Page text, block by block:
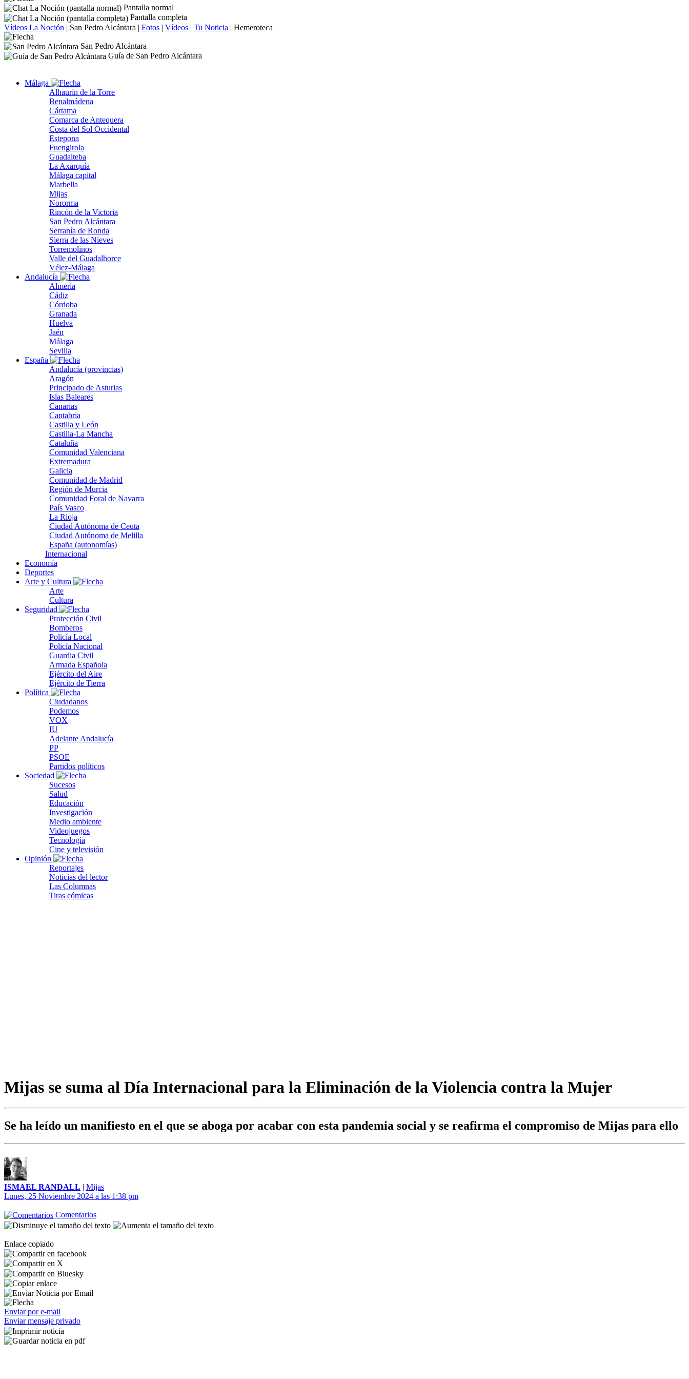
Pantalla normal
Pantalla completa
Vídeos La Noción | San Pedro Alcántara | Fotos | Vídeos | Tu Noticia | Hemeroteca
San Pedro Alcántara
Guía de San Pedro Alcántara
Málaga
Alhaurín de la Torre
Benalmádena
Cártama
Comarca de Antequera
Costa del Sol Occidental
Estepona
Fuengirola
Guadalteba
La Axarquía
Málaga capital
Marbella
Mijas
Nororma
Rincón de la Victoria
San Pedro Alcántara
Serranía de Ronda
Sierra de las Nieves
Torremolinos
Valle del Guadalhorce
Vélez-Málaga
Andalucía
Almería
Cádiz
Córdoba
Granada
Huelva
Jaén
Málaga
Sevilla
España
Andalucía (provincias)
Aragón
Principado de Asturias
Islas Baleares
Canarias
Cantabria
Castilla y León
Castilla-La Mancha
Cataluña
Comunidad Valenciana
Extremadura
Galicia
Comunidad de Madrid
Región de Murcia
Comunidad Foral de Navarra
País Vasco
La Rioja
Ciudad Autónoma de Ceuta
Ciudad Autónoma de Melilla
España (autonomías)
Internacional
Economía
Deportes
Arte y Cultura
Arte
Cultura
Seguridad
Protección Civil
Bomberos
Policía Local
Policía Nacional
Guardia Civil
Armada Española
Ejército del Aire
Ejército de Tierra
Política
Ciudadanos
Podemos
VOX
IU
Adelante Andalucía
PP
PSOE
Partidos políticos
Sociedad
Sucesos
Salud
Educación
Investigación
Medio ambiente
Videojuegos
Tecnología
Cine y televisión
Opinión
Reportajes
Noticias del lector
Las Columnas
Tiras cómicas
Mijas se suma al Día Internacional para la Eliminación de la Violencia contra la Mujer
Se ha leído un manifiesto en el que se aboga por acabar con esta pandemia social y se reafirma el compromiso de Mijas para ello
ISMAEL RANDALL | Mijas
Lunes, 25 Noviembre 2024 a las 1:38 pm
Comentarios
Enlace copiado
Enviar por e-mail
Enviar mensaje privado